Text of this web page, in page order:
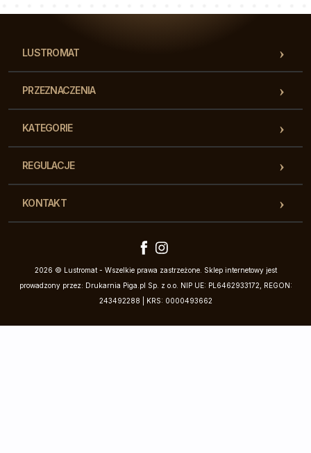
LUSTROMAT
PRZEZNACZENIA
KATEGORIE
REGULACJE
KONTAKT
2026 © Lustromat - Wszelkie prawa zastrzeżone. Sklep internetowy jest
prowadzony przez: Drukarnia Piga.pl Sp. z o.o. NIP UE: PL6462933172, REGON:
243492288 | KRS: 0000493662